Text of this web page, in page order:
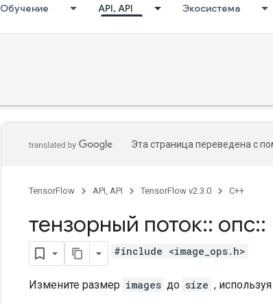
Обучение API, API Экосистема
Эта страница переведена с
TensorFlow API, API TensorFlow v2.3.0 C++
тензорный поток:: опс::
#include <image_ops.h>
Измените размер images до size ,